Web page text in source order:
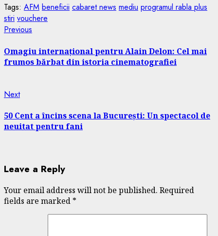
Tags: AFM beneficii cabaret news mediu programul rabla plus
stiri vouchere
Continue
Reading
Previous
Omagiu internațional pentru Alain Delon: Cel mai
frumos bărbat din istoria cinematografiei
NextNext
50 Cent a încins scena la București: Un spectacol de
neuitat pentru fani
Leave a Reply
Your email address will not be published. Required
fields are marked *